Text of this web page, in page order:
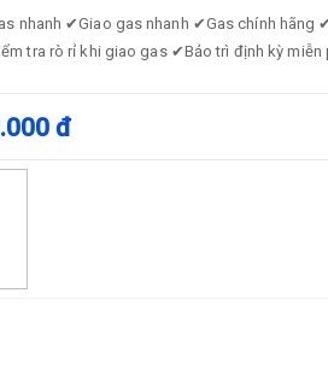
nhanh ✔Giao gas nhanh ✔Gas chính
tra rò rỉ khi giao gas ✔Bảo trì định kỳ
đ